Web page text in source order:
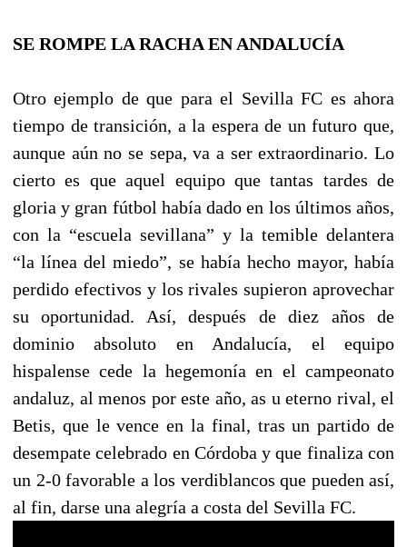
SE ROMPE LA RACHA EN ANDALUCÍA
Otro ejemplo de que para el Sevilla FC es ahora
tiempo de transición, a la espera de un futuro que,
aunque aún no se sepa, va a ser extraordinario. Lo
cierto es que aquel equipo que tantas tardes de
gloria y gran fútbol había dado en los últimos años,
con la “escuela sevillana” y la temible delantera
“la línea del miedo”, se había hecho mayor, había
perdido efectivos y los rivales supieron aprovechar
su oportunidad. Así, después de diez años de
dominio absoluto en Andalucía, el equipo
hispalense cede la hegemonía en el campeonato
andaluz, al menos por este año, as u eterno rival, el
Betis, que le vence en la final, tras un partido de
desempate celebrado en Córdoba y que finaliza con
un 2-0 favorable a los verdiblancos que pueden así,
al fin, darse una alegría a costa del Sevilla FC.